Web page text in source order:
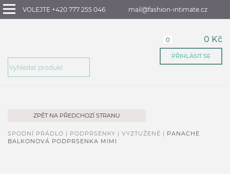
VOLEJTE +420 777 255 046 mail@fashion-intimate.cz
0 0 Kč
PŘIHLÁSIT SE
ZPĚT NA PŘEDCHOZÍ STRANU
SPODNÍ PRÁDLO | PODPRSENKY | VYZTUŽENÉ | PANACHE
BALKONOVÁ PODPRSENKA MIMI